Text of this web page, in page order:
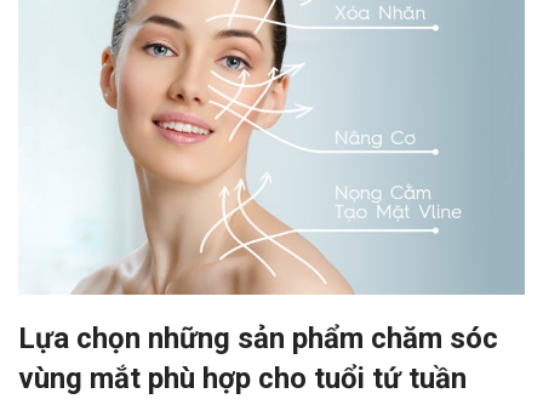
Lựa chọn những sản phẩm chăm sóc
vùng mắt phù hợp cho tuổi tứ tuần